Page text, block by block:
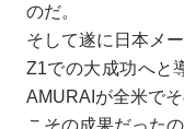
のだ。
そして遂に日本メ
Z1での大成功へと
AMURAIが全米で
こその成果だった